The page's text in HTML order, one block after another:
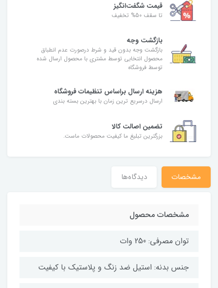
قیمت شگفت‌انگیز
تا سقف 50% تخفیف
بازگشت وجه
بازگشت وجه بدون قید و شرط درصورت عدم انطباق
محصول انتخابی توسط مشتری با محصول ارسال شده
توسط فروشگاه
هزینه ارسال براساس تنظیمات فروشگاه
ارسال درسریع ترین زمان با بهترین بسته بندی
تضمین اصالت کالا
بزرگترین تبلیغ ما کیفیت محصولات ماست.
مشخصات دیدگاه‌ها
مشخصات محصول
توان مصرفی: 250 وات
جنس بدنه: استیل ضد زنگ و پلاستیک با کیفیت